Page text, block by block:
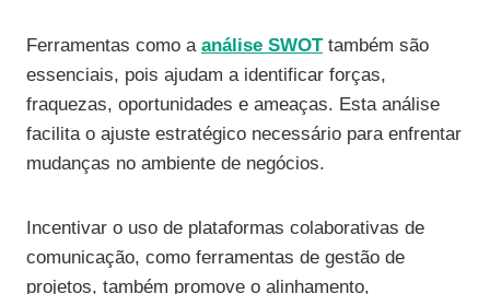
Ferramentas como a análise SWOTtambém são
essenciais, pois ajudam a identificar forças,
fraquezas, oportunidades e ameaças. Esta análise
facilita o ajuste estratégico necessário para enfrentar
mudanças no ambiente de negócios.
Incentivar o uso de plataformas colaborativas de
comunicação, como ferramentas de gestão de
projetos, também promove o alinhamento,